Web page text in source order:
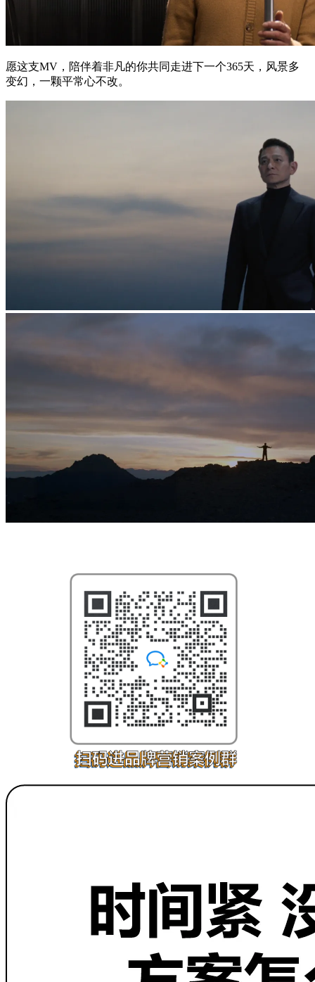
愿这支MV，陪伴着非凡的你共同走进下一个365天，风景多
变幻，一颗平常心不改。